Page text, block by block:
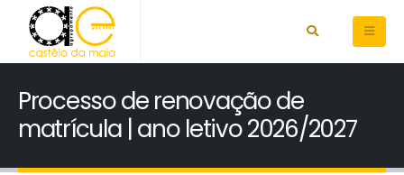
Processo de renovação de
matrícula | ano letivo 2026/2027